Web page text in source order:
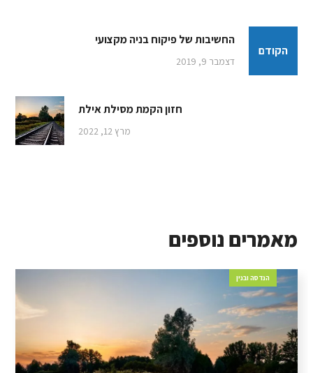
הקודם
החשיבות של פיקוח בניה מקצועי
דצמבר 9, 2019
חזון הקמת מסילת אילת
מרץ 12, 2022
מאמרים נוספים
הנדסה ובנין